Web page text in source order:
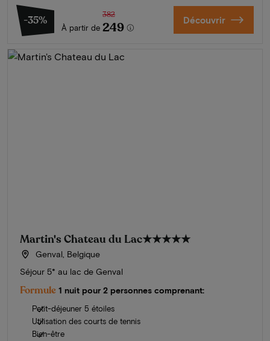
-35%
À partir de
382
249 Découvrir
Martin's Chateau du Lac★★★★★
Genval, Belgique
Séjour 5* au lac de Genval
Formule 1 nuit pour 2 personnes comprenant:
Petit-déjeuner 5 étoiles
Utilisation des courts de tennis
Bien-être